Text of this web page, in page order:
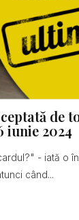
de
iunie 2024
- iată o
când...